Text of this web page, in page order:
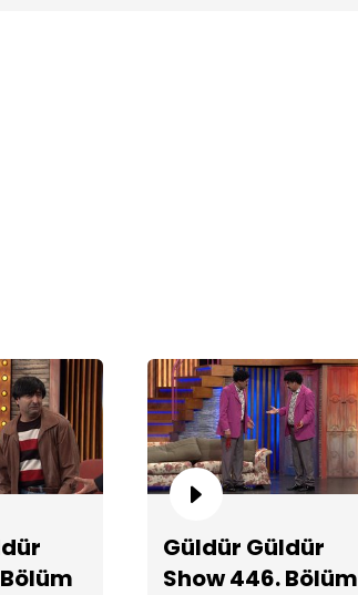
Stand Up!
Güldür Güldür
Show 446. Bölüm